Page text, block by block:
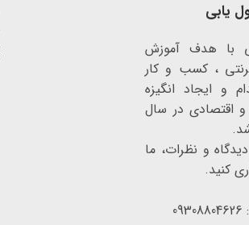
یابی
با هدف آموزش
، کسب و کار
و ایجاد انگیزه
اقتصادی در سال
دیدگاه و نظرات، ما
کنید.